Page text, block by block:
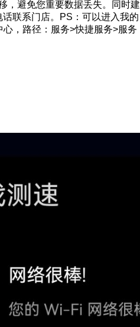
，避免您重要数据丢失。同时建
联系门店。PS：可以进入我的
，路径：服务>快捷服务>服务